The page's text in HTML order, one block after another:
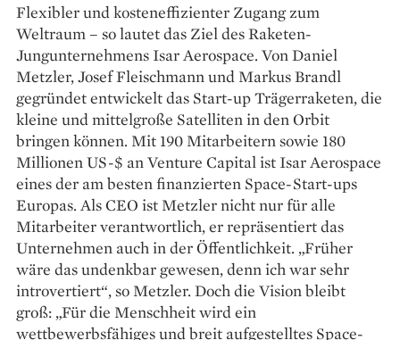
Flexibler und kosteneffizienter Zugang zum
Weltraum – so lautet das Ziel des Raketen-
Jungunternehmens Isar Aerospace. Von Daniel
Metzler, Josef Fleischmann und Markus Brandl
gegründet entwickelt das Start-up Trägerraketen, die
kleine und mittelgroße Satelliten in den Orbit
bringen können. Mit 190 Mitarbeitern sowie 180
Millionen US-$ an Venture Capital ist Isar Aerospace
eines der am besten finanzierten Space-Start-ups
Europas. Als CEO ist Metzler nicht nur für alle
Mitarbeiter verantwortlich, er repräsentiert das
Unternehmen auch in der Öffentlichkeit. „Früher
wäre das undenkbar gewesen, denn ich war sehr
introvertiert“, so Metzler. Doch die Vision bleibt
groß: „Für die Menschheit wird ein
wettbewerbsfähiges und breit aufgestelltes Space-